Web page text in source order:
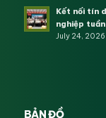
Kết nối tín
nghiệp
July 24,
BẢN ĐỒ